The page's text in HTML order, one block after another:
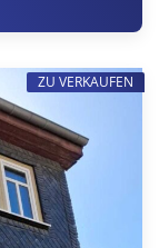
ZU VERKAUFEN